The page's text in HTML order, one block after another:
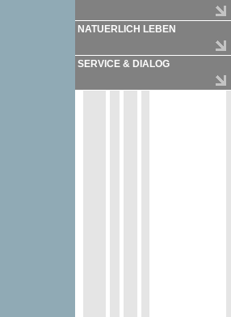
NATUERLICH LEBEN
SERVICE & DIALOG